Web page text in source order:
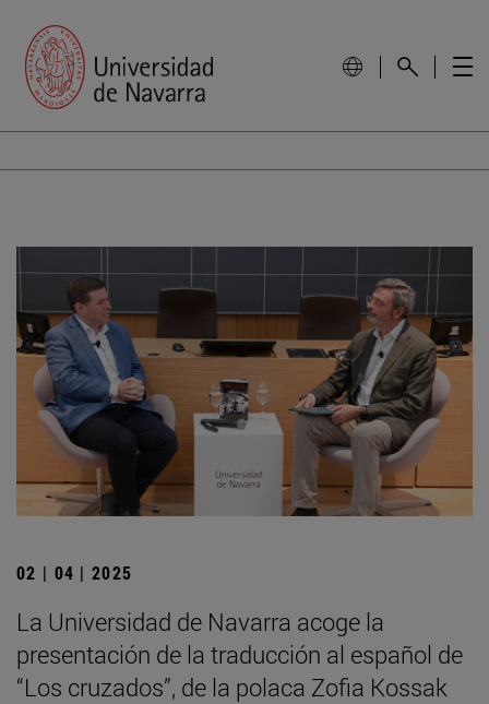
02 | 04 | 2025
La Universidad de Navarra acoge la
presentación de la traducción al español de
“Los cruzados”, de la polaca Zofia Kossak